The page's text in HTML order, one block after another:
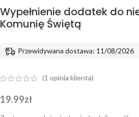
Wypełnienie dodatek do
Komunię Świętą
Przewidywana dostawa: 11/08/2026
(1 opinia klienta)
19.99zł